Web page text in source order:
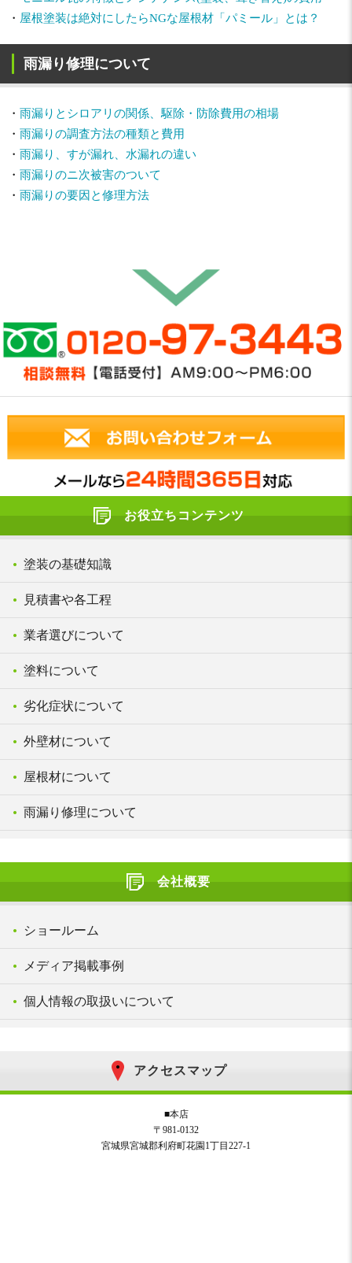
・ 屋根塗装は絶対にしたらNGな屋根材「パミール」とは？
雨漏り修理について
・ 雨漏りとシロアリの関係、駆除・防除費用の相場
・ 雨漏りの調査方法の種類と費用
・ 雨漏り、すが漏れ、水漏れの違い
・ 雨漏りのニ次被害のついて
・ 雨漏りの要因と修理方法
お役立ちコンテンツ
塗装の基礎知識
見積書や各工程
業者選びについて
塗料について
劣化症状について
外壁材について
屋根材について
雨漏り修理について
会社概要
ショールーム
メディア掲載事例
個人情報の取扱いについて
アクセスマップ
■本店
〒981-0132
宮城県宮城郡利府町花園1丁目227-1